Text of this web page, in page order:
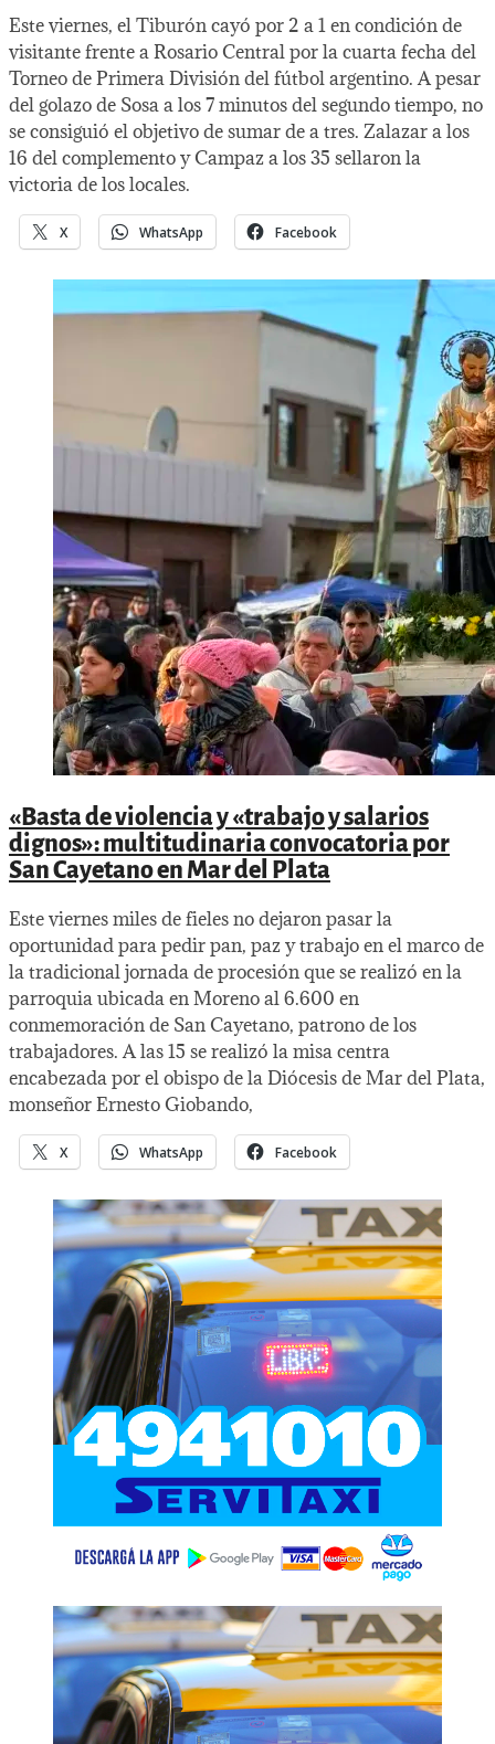
Este viernes, el Tiburón cayó por 2 a 1 en condición de
visitante frente a Rosario Central por la cuarta fecha del
Torneo de Primera División del fútbol argentino. A pesar
del golazo de Sosa a los 7 minutos del segundo tiempo, no
se consiguió el objetivo de sumar de a tres. Zalazar a los
16 del complemento y Campaz a los 35 sellaron la
victoria de los locales.
X WhatsApp Facebook
«Basta de violencia y «trabajo y salarios
dignos»: multitudinaria convocatoria por
San Cayetano en Mar del Plata
Este viernes miles de fieles no dejaron pasar la
oportunidad para pedir pan, paz y trabajo en el marco de
la tradicional jornada de procesión que se realizó en la
parroquia ubicada en Moreno al 6.600 en
conmemoración de San Cayetano, patrono de los
trabajadores. A las 15 se realizó la misa centra
encabezada por el obispo de la Diócesis de Mar del Plata,
monseñor Ernesto Giobando,
X WhatsApp Facebook